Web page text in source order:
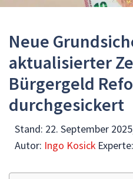
Neue
aktualisierter
Bürgergeld
durchgesickert
Stand: 22. September
Autor: Ingo Kosick Experte: